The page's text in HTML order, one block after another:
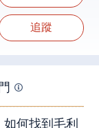
追蹤
如何找到毛利